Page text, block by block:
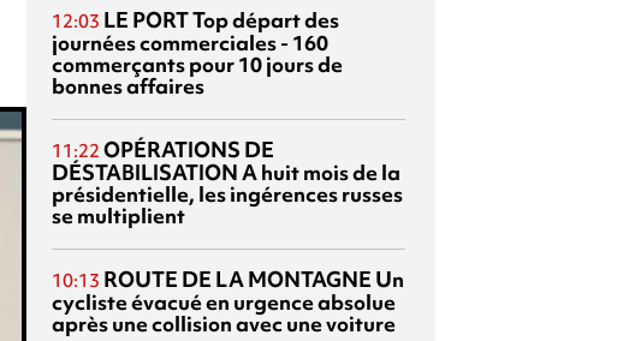
12:03 LE PORTTop départ des
journées commerciales - 160
commerçants pour 10 jours de
bonnes affaires
11:22 OPÉRATIONS DE
DÉSTABILISATIONA huit mois de la
présidentielle, les ingérences russes
se multiplient
10:13 ROUTE DE LA MONTAGNE Un
cycliste évacué en urgence absolue
après une collision avec une voiture